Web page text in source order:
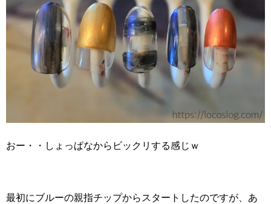
おー・・しょっぱなからビックリする感じｗ
最初にブルーの親指チップからスタートしたのですが、あ